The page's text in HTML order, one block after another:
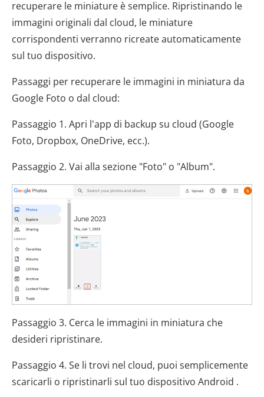
recuperare le miniature è semplice. Ripristinando le
immagini originali dal cloud, le miniature
corrispondenti verranno ricreate automaticamente
sul tuo dispositivo.
Passaggi per recuperare le immagini in miniatura da
Google Foto o dal cloud:
Passaggio 1. Apri l'app di backup su cloud (Google
Foto, Dropbox, OneDrive, ecc.).
Passaggio 2. Vai alla sezione "Foto" o "Album".
Passaggio 3. Cerca le immagini in miniatura che
desideri ripristinare.
Passaggio 4. Se li trovi nel cloud, puoi semplicemente
scaricarli o ripristinarli sul tuo dispositivo Android .